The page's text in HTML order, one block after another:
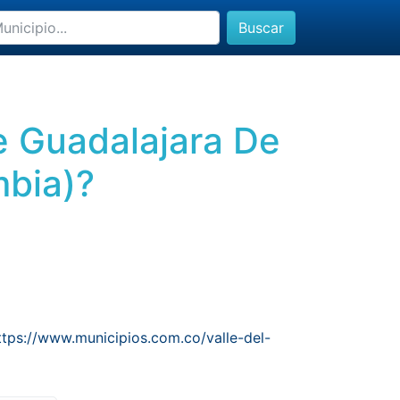
Buscar
De
www.municipios.com.co/valle-del-